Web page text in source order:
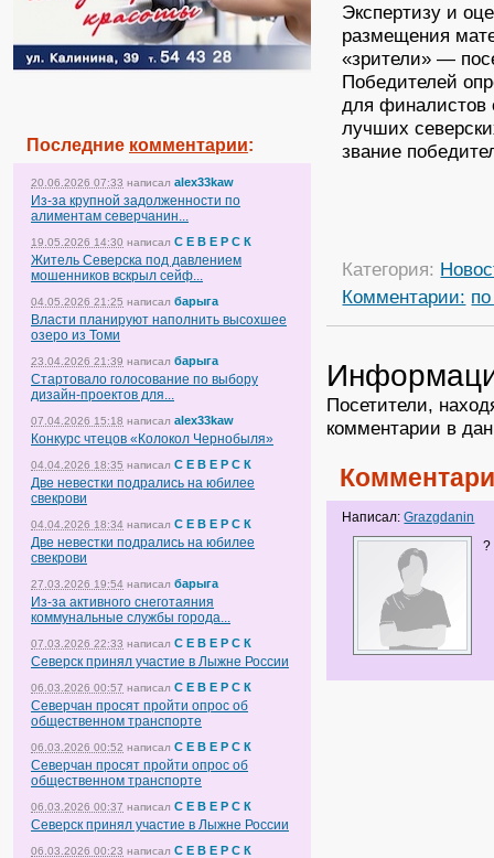
Последние комментарии:
20.06.2026 07:33 написал alex33kaw
Из-за крупной задолженности по
алиментам северчанин...
19.05.2026 14:30 написал С Е В Е Р С К
Житель Северска под давлением
мошенников вскрыл сейф...
04.05.2026 21:25 написал барыга
Власти планируют наполнить высохшее
озеро из Томи
23.04.2026 21:39 написал барыга
Стартовало голосование по выбору
дизайн-проектов для...
07.04.2026 15:18 написал alex33kaw
Конкурс чтецов «Колокол Чернобыля»
04.04.2026 18:35 написал С Е В Е Р С К
Две невестки подрались на юбилее
свекрови
04.04.2026 18:34 написал С Е В Е Р С К
Две невестки подрались на юбилее
свекрови
27.03.2026 19:54 написал барыга
Из-за активного снеготаяния
коммунальные службы города...
07.03.2026 22:33 написал С Е В Е Р С К
Северск принял участие в Лыжне России
06.03.2026 00:57 написал С Е В Е Р С К
Северчан просят пройти опрос об
общественном транспорте
06.03.2026 00:52 написал С Е В Е Р С К
Северчан просят пройти опрос об
общественном транспорте
06.03.2026 00:37 написал С Е В Е Р С К
Северск принял участие в Лыжне России
06.03.2026 00:23 написал С Е В Е Р С К
Экспертизу и
размещения
«зрители» —
Победителей
для финалистов
лучших
звание
Категория:
Комментарии:
Посетители,
комментарии в
Написал:Grazgdanin
?